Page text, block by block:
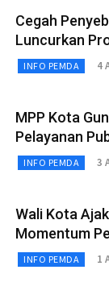
Cegah
Luncurkan
INFO PEMDA 4
MPP Kota
Pelayanan
INFO PEMDA 3
Wali Kota
Momentum
INFO PEMDA 1